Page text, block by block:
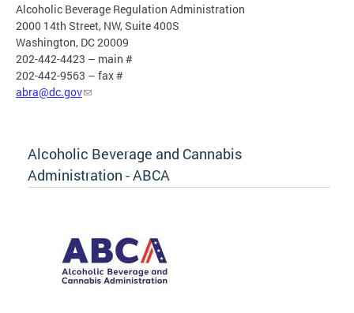
Alcoholic Beverage Regulation Administration
2000 14th Street, NW, Suite 400S
Washington, DC 20009
202-442-4423 – main #
202-442-9563 – fax #
abra@dc.gov
Alcoholic Beverage and Cannabis
Administration - ABCA